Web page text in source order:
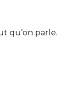
qu’on parle.